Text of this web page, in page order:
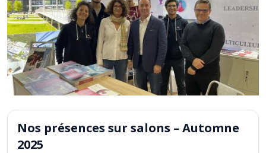
Nos présences sur salons – Automne
2025